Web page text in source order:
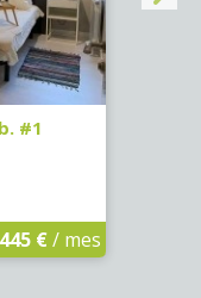
#1
445 €/ mes